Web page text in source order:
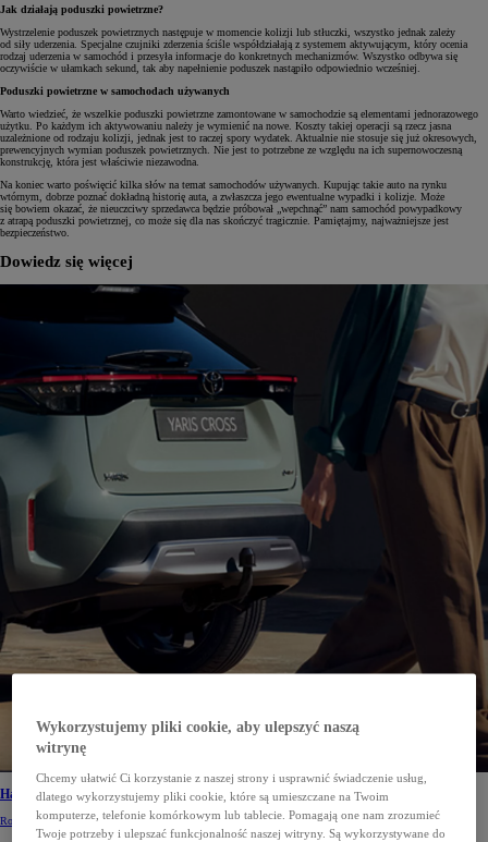
Jak działają poduszki powietrzne?
Wystrzelenie poduszek powietrznych następuje w momencie kolizji lub stłuczki, wszystko jednak zależy
od siły uderzenia. Specjalne czujniki zderzenia ściśle współdziałają z systemem aktywującym, który ocenia
rodzaj uderzenia w samochód i przesyła informacje do konkretnych mechanizmów. Wszystko odbywa się
oczywiście w ułamkach sekund, tak aby napełnienie poduszek nastąpiło odpowiednio wcześniej.
Poduszki powietrzne w samochodach używanych
Warto wiedzieć, że wszelkie poduszki powietrzne zamontowane w samochodzie są elementami jednorazowego
użytku. Po każdym ich aktywowaniu należy je wymienić na nowe. Koszty takiej operacji są rzecz jasna
uzależnione od rodzaju kolizji, jednak jest to raczej spory wydatek. Aktualnie nie stosuje się już okresowych,
prewencyjnych wymian poduszek powietrznych. Nie jest to potrzebne ze względu na ich supernowoczesną
konstrukcję, która jest właściwie niezawodna.
Na koniec warto poświęcić kilka słów na temat samochodów używanych. Kupując takie auto na rynku
wtórnym, dobrze poznać dokładną historię auta, a zwłaszcza jego ewentualne wypadki i kolizje. Może
się bowiem okazać, że nieuczciwy sprzedawca będzie próbował „wepchnąć” nam samochód powypadkowy
z atrapą poduszki powietrznej, co może się dla nas skończyć tragicznie. Pamiętajmy, najważniejsze jest
bezpieczeństwo.
Dowiedz się więcej
Hak holowniczy do samochodu
Rodzaje haków, montaż i formalności
Wykorzystujemy pliki cookie, aby ulepszyć naszą
witrynę
Chcemy ułatwić Ci korzystanie z naszej strony i usprawnić świadczenie usług,
dlatego wykorzystujemy pliki cookie, które są umieszczane na Twoim
komputerze, telefonie komórkowym lub tablecie. Pomagają one nam zrozumieć
Twoje potrzeby i ulepszać funkcjonalność naszej witryny. Są wykorzystywane do